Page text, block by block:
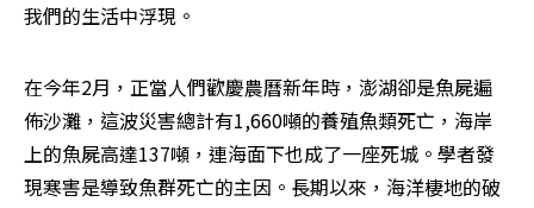
我們的生活中浮現。
在今年2月，正當人們歡慶農曆新年時，澎湖卻是魚屍遍
佈沙灘，這波災害總計有1,660噸的養殖魚類死亡，海岸
上的魚屍高達137噸，連海面下也成了一座死城。學者發
現寒害是導致魚群死亡的主因。長期以來，海洋棲地的破